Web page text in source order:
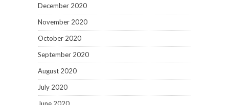
December 2020
November 2020
October 2020
September 2020
August 2020
July 2020